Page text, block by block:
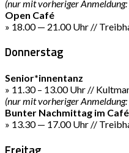
(nur mit vorheriger Anmeldung:
Open Café
» 18.00 — 21.00 Uhr //
Donnerstag
Senior*innentanz
» 11.30 – 13.00 Uhr //
(nur mit vorheriger Anmeldung:
Bunter Nachmittag im
» 13.30 — 17.00 Uhr //